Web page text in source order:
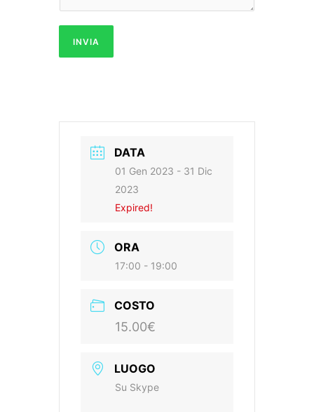
INVIA
DATA
01 Gen 2023 - 31 Dic
2023
Expired!
ORA
17:00 - 19:00
COSTO
15.00€
LUOGO
Su Skype